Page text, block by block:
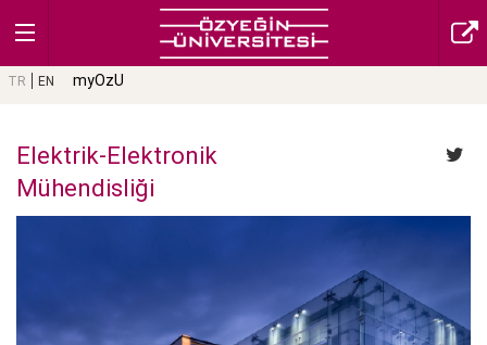
TR EN myOzU
Elektrik-Elektronik
Mühendisliği